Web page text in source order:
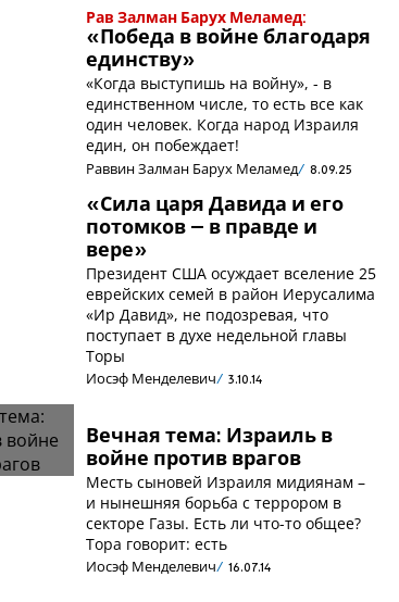
Рав Залман Барух Меламед:
«Победа в войне благодаря
единству»
«Когда выступишь на войну», - в
единственном числе, то есть все как
один человек. Когда народ Израиля
един, он побеждает!
Раввин Залман Барух Меламед 8.09.25
«Сила царя Давида и его
потомков – в правде и
вере»
Президент США осуждает вселение 25
еврейских семей в район Иерусалима
«Ир Давид», не подозревая, что
поступает в духе недельной главы
Торы
Иосэф Менделевич 3.10.14
Вечная тема: Израиль в
войне против врагов
Месть сыновей Израиля мидиянам –
и нынешняя борьба с террором в
секторе Газы. Есть ли что-то общее?
Тора говорит: есть
Иосэф Менделевич 16.07.14